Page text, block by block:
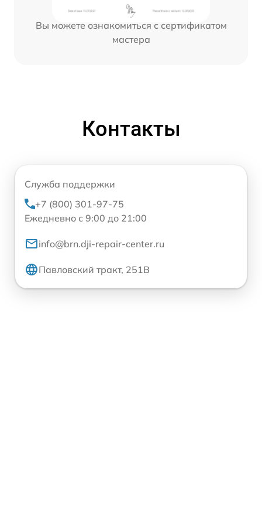
Вы можете ознакомиться с сертификатом
мастера
Контакты
Служба поддержки
+7 (800) 301-97-75
Ежедневно с 9:00 до 21:00
info@brn.dji-repair-center.ru
Павловский тракт, 251В